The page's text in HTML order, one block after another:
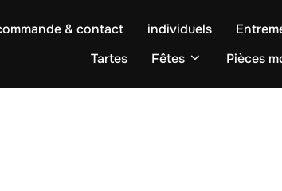
& contact individuels
Tartes
Fêtes Pièces